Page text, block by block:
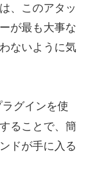
、このアタッ
が最も大事な
ないように気
ラグインを使
ることで、簡
ドが手に入る